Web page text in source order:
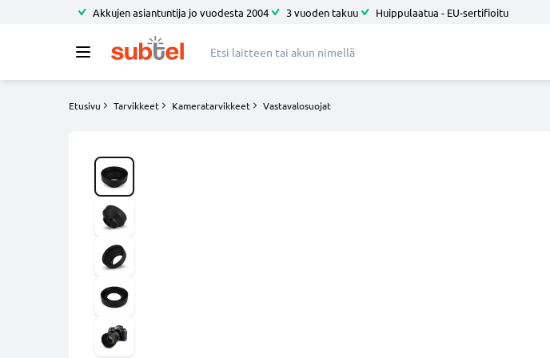
Akkujen asiantuntija jo vuodesta 2004 3 vuoden takuu Huippulaatua - EU-sertifioitu
Etusivu Tarvikkeet Kameratarvikkeet Vastavalosuojat